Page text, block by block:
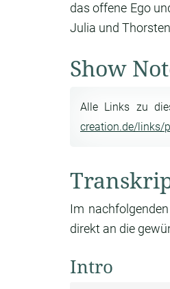
das offene Ego
Julia und
Show
Alle Links zu
creation.de/links/
Im
direkt an die
Intro